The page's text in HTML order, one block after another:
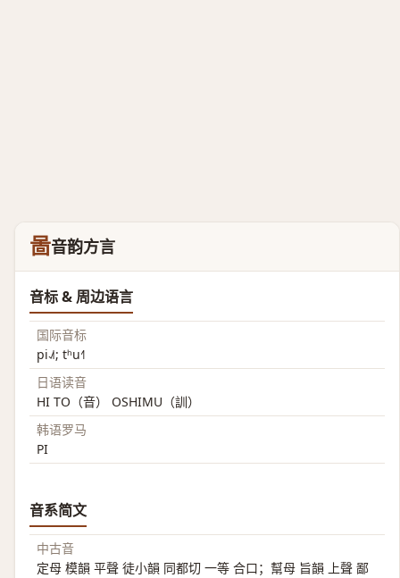
啚音韵方言
音标 & 周边语言
国际音标
pi˨˩˦; tʰu˧˥
日语读音
HI TO（音） OSHIMU（訓）
韩语罗马
PI
音系简文
中古音
定母 模韻 平聲 徒小韻 同都切 一等 合口；幫母 旨韻 上聲 鄙